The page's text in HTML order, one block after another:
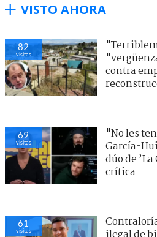
VISTO AHORA
82
visitas
contra
69
visitas
"No les
García-
dúo de
crítica
61
visitas